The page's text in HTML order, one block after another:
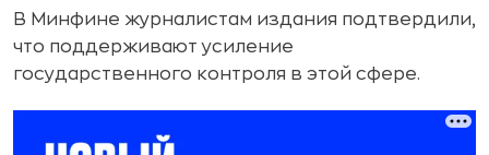
В Минфине журналистам издания подтвердили,
что поддерживают усиление
государственного контроля в этой сфере.